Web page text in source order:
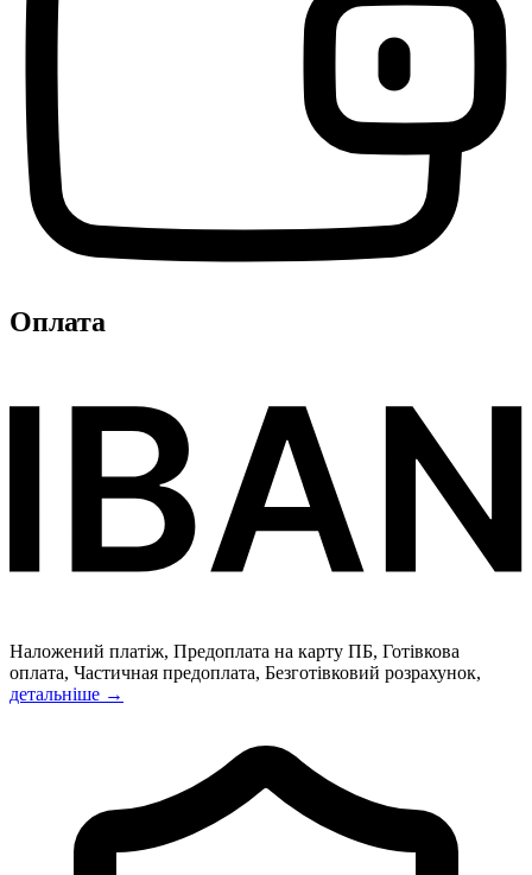
Оплата
Наложений платіж, Предоплата на карту ПБ, Готівкова
оплата, Частичная предоплата, Безготівковий розрахунок,
детальніше →